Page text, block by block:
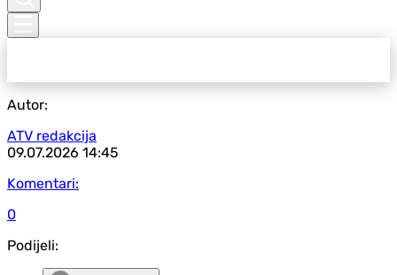
Autor:
ATV redakcija
09.07.2026 14:45
Komentari:
0
Podijeli: